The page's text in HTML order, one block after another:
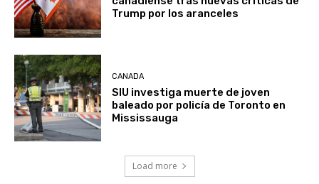
Trump por los aranceles
SIU investiga muerte de joven
baleado por policía de Toronto en
Mississauga
Load more